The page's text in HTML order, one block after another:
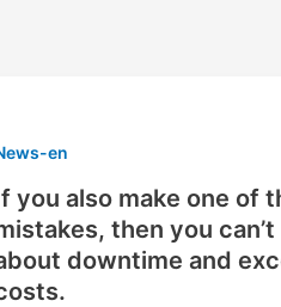
en
you also make one of
then you
downtime and